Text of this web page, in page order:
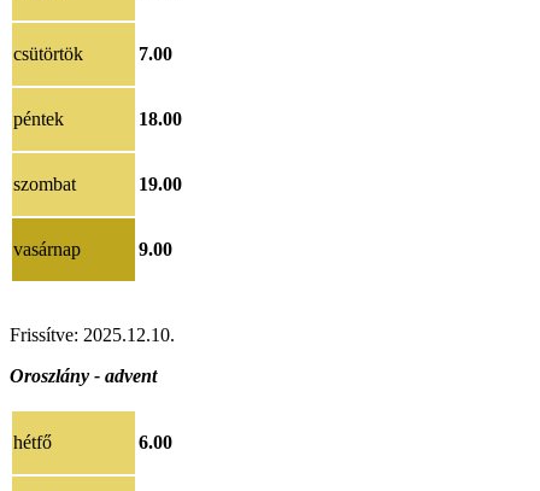
csütörtök 7.00
péntek 18.00
szombat 19.00
vasárnap 9.00
Frissítve: 2025.12.10.
Oroszlány - advent
hétfő 6.00